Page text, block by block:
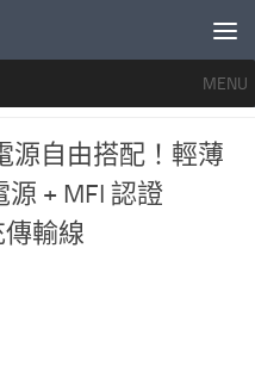
MENU
0
源自由搭配！輕薄
+ MFI 認證
傳輸線